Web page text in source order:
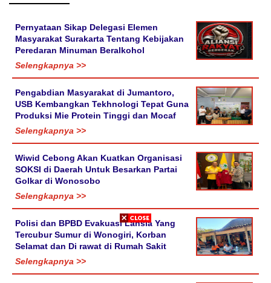
Pernyataan Sikap Delegasi Elemen
Masyarakat Surakarta Tentang Kebijakan
Peredaran Minuman Beralkohol
Selengkapnya >>
Pengabdian Masyarakat di Jumantoro,
USB Kembangkan Tekhnologi Tepat Guna
Produksi Mie Protein Tinggi dan Mocaf
Selengkapnya >>
Wiwid Cebong Akan Kuatkan Organisasi
SOKSI di Daerah Untuk Besarkan Partai
Golkar di Wonosobo
Selengkapnya >>
Polisi dan BPBD Evakuasi Lansia Yang
Tercubur Sumur di Wonogiri, Korban
Selamat dan Di rawat di Rumah Sakit
Selengkapnya >>